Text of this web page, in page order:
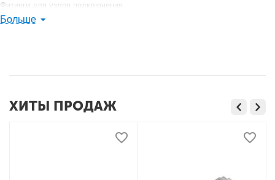
Фитинги для узлов подключения.
Различные конфигурации, соединительные размеры и типы
Больше
ХИТЫ ПРОДАЖ